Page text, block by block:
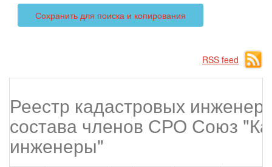
Сохранить для поиска и копирования
RSS feed
Реестр кадастровых
состава членов СРО Союз
инженеры"